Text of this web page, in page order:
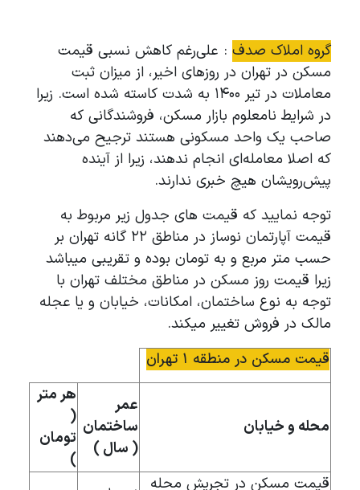
گروه املاک صدف : علی‌رغم کاهش نسبی قیمت
مسکن در تهران در روزهای اخیر، از میزان ثبت
معاملات در تیر ۱۴۰۰ به شدت کاسته شده است. زیرا
در شرایط نامعلوم بازار مسکن، فروشندگانی که
صاحب یک واحد مسکونی هستند ترجیح می‌دهند
که اصلا معامله‌ای انجام ندهند، زیرا از آینده
پیش‌رویشان هیچ خبری ندارند.
توجه نمایید که قیمت های جدول زیر مربوط به
قیمت آپارتمان نوساز در مناطق ۲۲ گانه تهران بر
حسب متر مربع و به تومان بوده و تقریبی میباشد
زیرا قیمت روز مسکن در مناطق مختلف تهران با
توجه به نوع ساختمان، امکانات، خیابان و یا عجله
مالک در فروش تغییر میکند.
قیمت مسکن در منطقه ۱ تهران
محله و خیابان
عمر
ساختمان
( سال )
هر متر
(
تومان
)
قیمت مسکن در تجریش محله